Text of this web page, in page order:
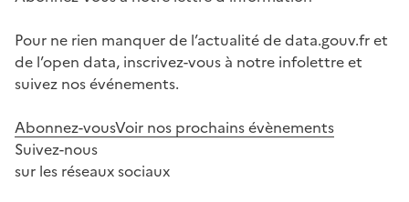
Pour ne rien manquer de l’actualité de data.gouv.fr et
de l’open data, inscrivez-vous à notre infolettre et
suivez nos événements.
Abonnez-vousVoir nos prochains évènements
Suivez-nous
sur les réseaux sociaux